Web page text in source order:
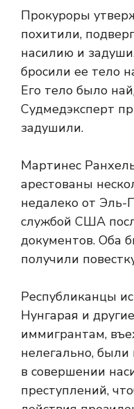
Прокуроры
похитили,
насилию и
бросили ее тело
Его тело было
Судмедэксперт
задушили.
Мартинес
арестованы
недалеко от Эль-
службой США
документов. Оба
получили
Республиканцы
Нунгарая и
иммигрантам,
нелегально,
в совершении
преступлений,